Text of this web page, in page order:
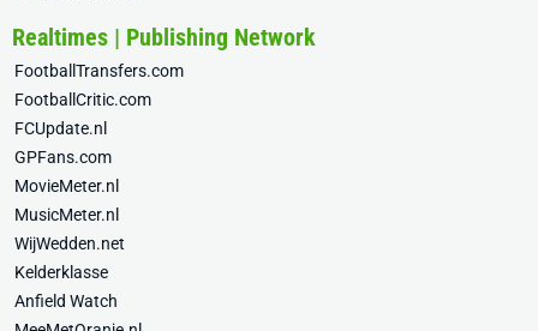
Realtimes | Publishing Network
FootballTransfers.com
FootballCritic.com
FCUpdate.nl
GPFans.com
MovieMeter.nl
MusicMeter.nl
WijWedden.net
Kelderklasse
Anfield Watch